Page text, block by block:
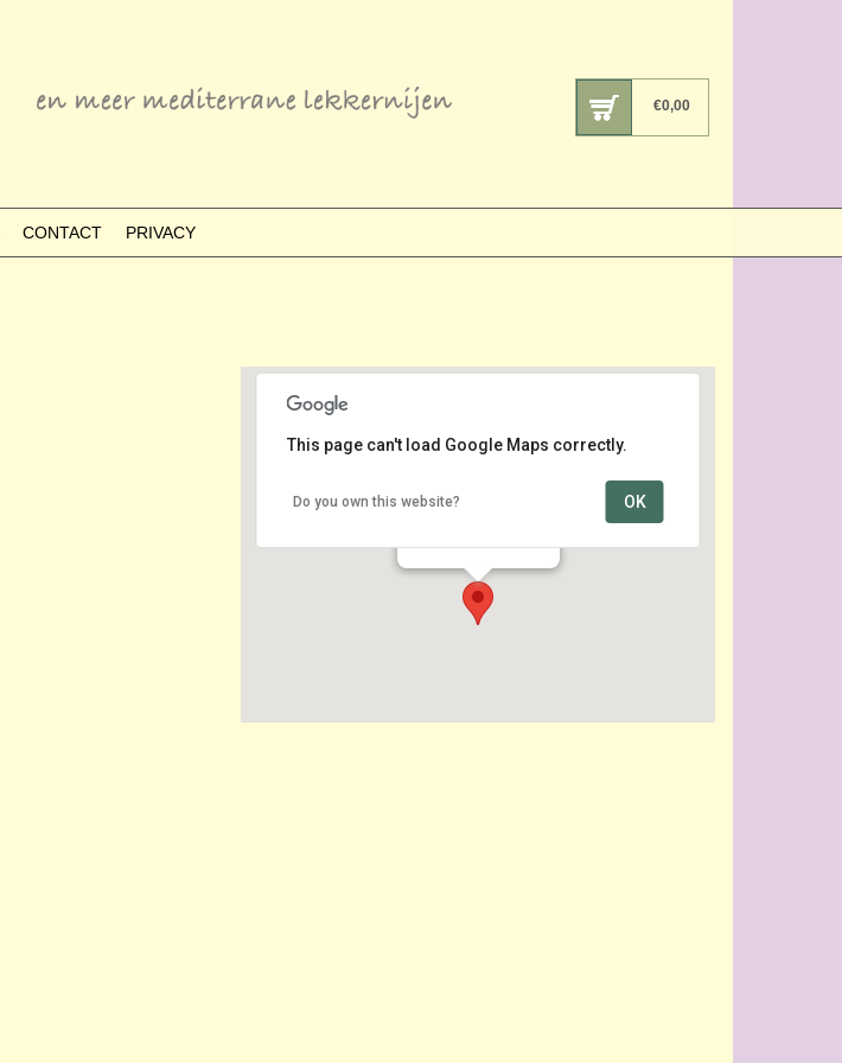
€0,00
CONTACT PRIVACY
Centrum
This page can't load Google Maps correctly.
Do you own this website? OK